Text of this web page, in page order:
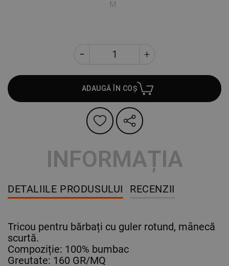
ADAUGĂ ÎN COȘ
INFORMAȚIA
DETALIILE PRODUSULUI RECENZII
Tricou pentru bărbați cu guler rotund, mânecă
scurtă.
Compoziție: 100% bumbac
Greutate: 160 GR/MQ